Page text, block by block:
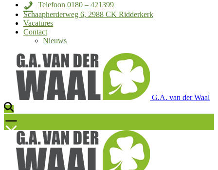
Telefoon 0180 – 421399
Schaapherderweg 6, 2988 CK Ridderkerk
Vacatures
Contact
Nieuws
G.A. van der Waal